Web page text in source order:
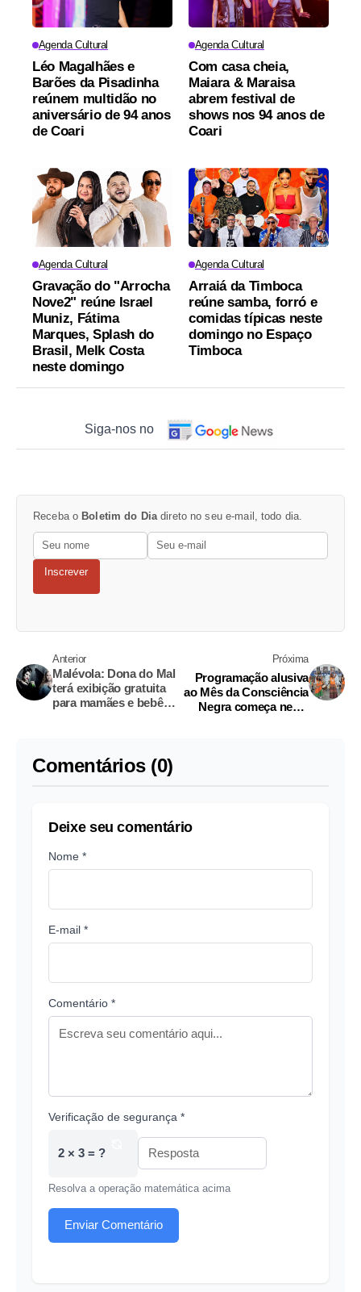
Agenda Cultural
Léo Magalhães e
Barões da Pisadinha
reúnem multidão no
aniversário de 94 anos
de Coari
Agenda Cultural
Com casa cheia,
Maiara & Maraisa
abrem festival de
shows nos 94 anos de
Coari
Agenda Cultural
Gravação do "Arrocha
Nove2" reúne Israel
Muniz, Fátima
Marques, Splash do
Brasil, Melk Costa
neste domingo
Agenda Cultural
Arraiá da Timboca
reúne samba, forró e
comidas típicas neste
domingo no Espaço
Timboca
Siga-nos no
Receba o Boletim do Diadireto no seu e-mail, todo dia.
Inscrever
Anterior
Malévola: Dona do Mal
terá exibição gratuita
para mamães e bebês
Próxima
Programação alusiva
ao Mês da Consciência
Negra começa nesta
Comentários (0)
Deixe seu comentário
Nome *
E-mail *
Comentário *
Verificação de segurança *
2 × 3 = ?
Resolva a operação matemática acima
Enviar Comentário